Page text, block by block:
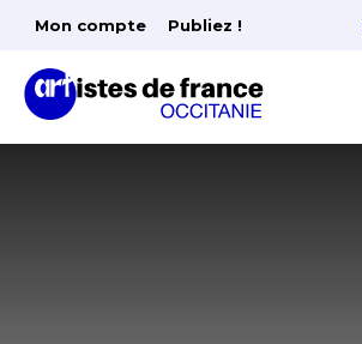
Mon compte Publiez !